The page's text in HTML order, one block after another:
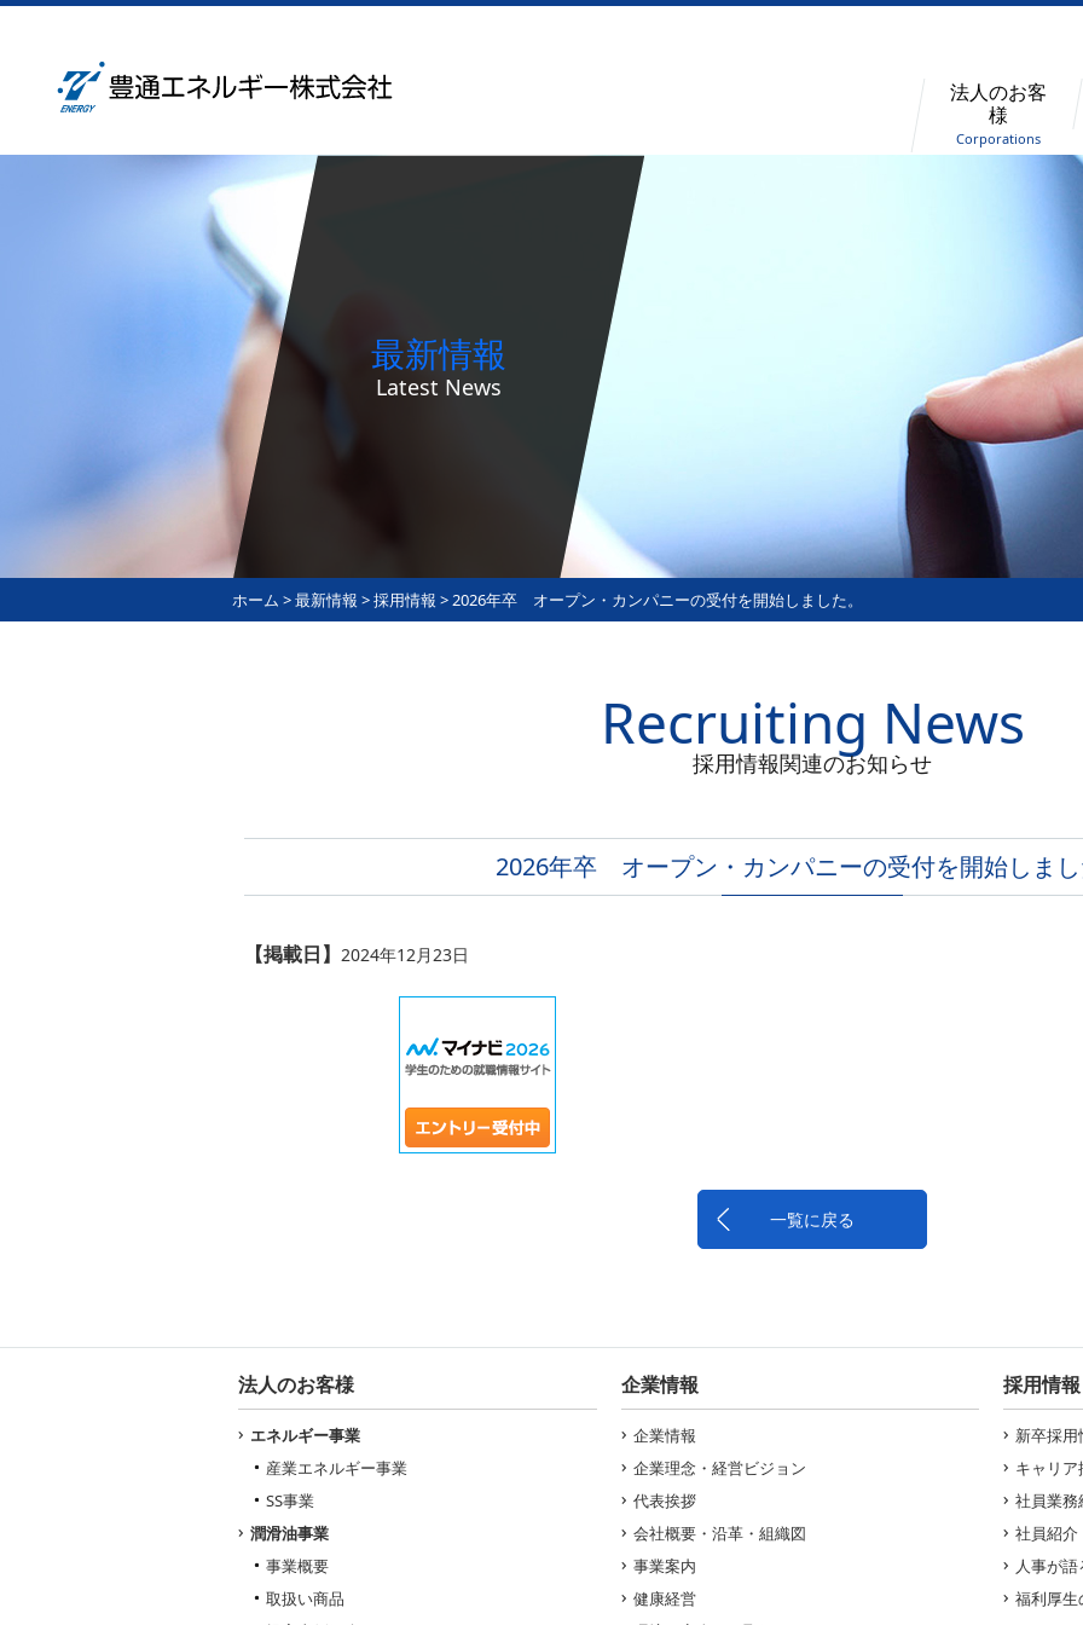
法人のお客
様
Corporations
最新情報
Latest News
ホーム >最新情報 >採用情報 > 2026年卒 オープン・カンパニーの受付を開始しました。
Recruiting News
採用情報関連のお知らせ
2026年卒 オープン・カンパニーの受付を開始しま
【掲載日】 2024年12月23日
一覧に戻る
法人のお客様
エネルギー事業
産業エネルギー事業
SS事業
潤滑油事業
事業概要
取扱い商品
企業情報
企業情報
企業理念・経営ビジョン
代表挨拶
会社概要・沿革・組織図
事業案内
健康経営
採用情報
新卒採用
キャリ
社員業
社員紹介
人事が
福利厚生